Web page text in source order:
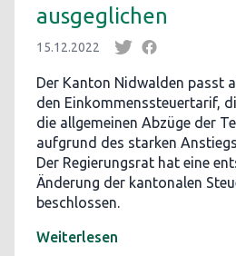
ausgeglichen
15.12.2022
Der Kanton Nidwalden passt
den Einkommenssteuertarif,
die allgemeinen Abzüge der
aufgrund des starken
Der Regierungsrat hat eine
Änderung der kantonalen
beschlossen.
Weiterlesen